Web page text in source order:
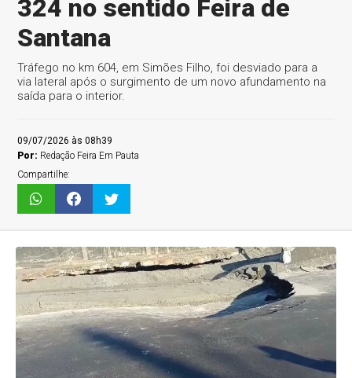
324 no sentido Feira de
Santana
Tráfego no km 604, em Simões Filho, foi desviado para a
via lateral após o surgimento de um novo afundamento na
saída para o interior.
09/07/2026 às 08h39
Por: Redação Feira Em Pauta
Compartilhe: